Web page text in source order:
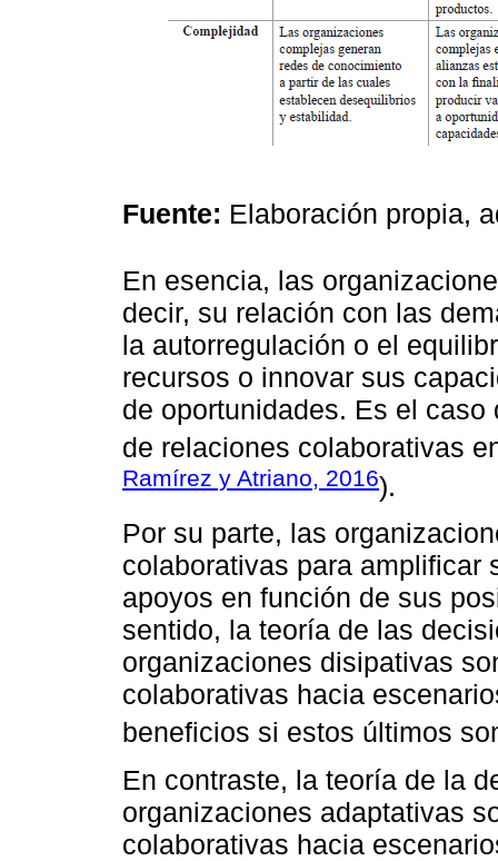
Fuente: Elaboración propia,
En esencia, las
decir, su relación con las
la autorregulación o el
recursos o innovar sus
de oportunidades. Es el
de relaciones colaborativas
Ramírez y Atriano, 2016).
Por su parte, las
colaborativas para amplificar
apoyos en función de sus
sentido, la teoría de las
organizaciones disipativas
colaborativas hacia
beneficios si estos últimos
En contraste, la teoría de la
organizaciones adaptativas
colaborativas hacia